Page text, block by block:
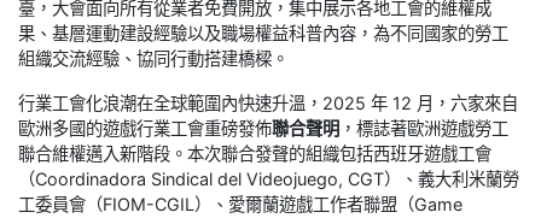
臺，大會面向所有從業者免費開放，集中展示各地工會的維權成
果、基層運動建設經驗以及職場權益科普內容，為不同國家的勞工
組織交流經驗、協同行動搭建橋樑。
行業工會化浪潮在全球範圍內快速升溫，2025 年 12 月，六家來自
歐洲多國的遊戲行業工會重磅發佈聯合聲明 ，標誌著歐洲遊戲勞工
聯合維權邁入新階段。本次聯合發聲的組織包括西班牙遊戲工會
（Coordinadora Sindical del Videojuego, CGT）、義大利米蘭勞
工委員會（FIOM-CGIL）、愛爾蘭遊戲工作者聯盟（Game